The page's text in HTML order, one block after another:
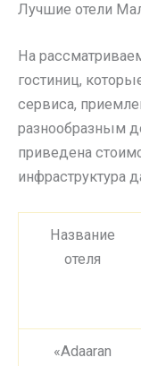
Лучшие отели
На
гостиниц,
сервиса,
разнообразным
приведена
инфраструктура
Название
отеля
«Adaaran